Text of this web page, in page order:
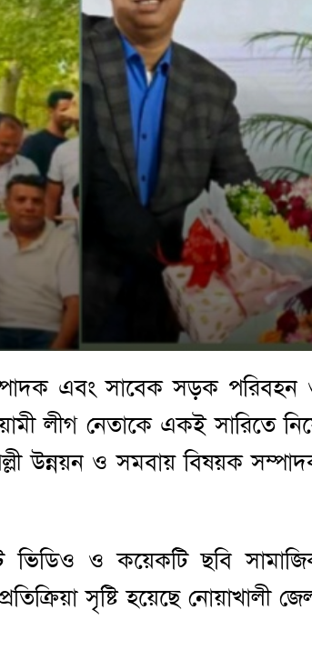
এবং সাবেক সড়ক পরিবহন
লীগ নেতাকে একই সারিতে
উন্নয়ন ও সমবায় বিষয়ক
ও কয়েকটি ছবি
সৃষ্টি হয়েছে নোয়াখালী